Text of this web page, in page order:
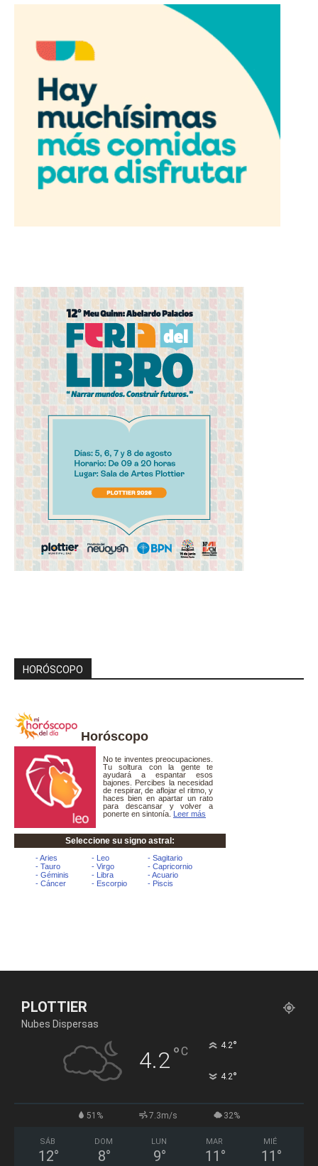
HORÓSCOPO
Horóscopo
PLOTTIER
Nubes Dispersas
4.2°C 4.2°
4.2°
51% 7.3m/s 32%
SÁB
12°
DOM
8°
LUN
9°
MAR
11 °
MIÉ
11 °